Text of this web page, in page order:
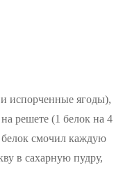
испорченные ягоды),
решете (1 белок на 4
смочил каждую
в сахарную пудру,